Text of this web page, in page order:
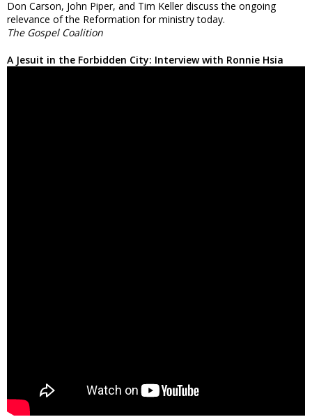
Don Carson, John Piper, and Tim Keller discuss the ongoing
relevance of the Reformation for ministry today.
The Gospel Coalition
A Jesuit in the Forbidden City: Interview with Ronnie Hsia